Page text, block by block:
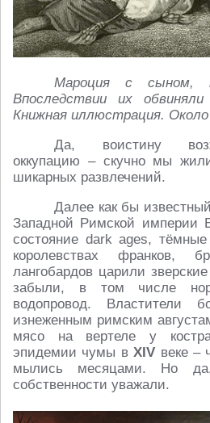
Мароция с сыном,
Впоследствии их
Книжная иллюстрация. Около
Да, воистину
оккупацию – скучно мы
шикарных развлечений.
Далее как бы
Западной Римской империи
состояние dark ages,
королевствах франков,
лангобардов царили
забыли, в том числе
водопровод. Властители
изнеженным римским
мясо на вертеле у
эпидемии чумы вXIV веке –
мылись месяцами. Но
собственности уважали.